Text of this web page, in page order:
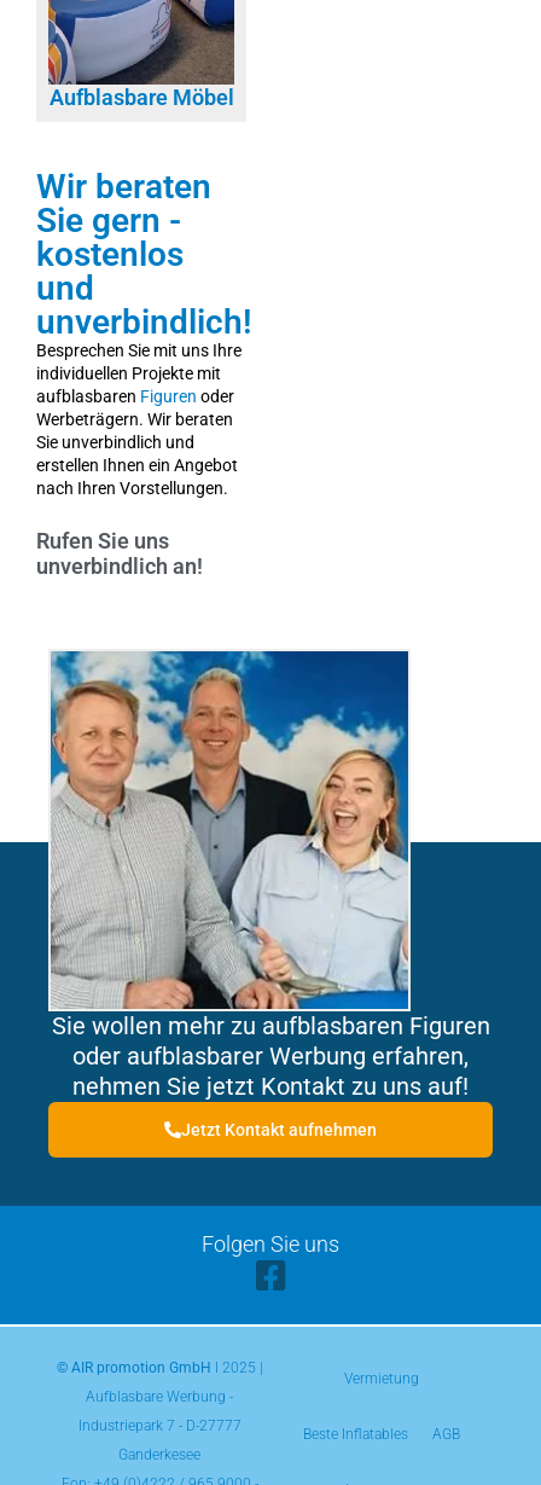
Aufblasbare Möbel
Wir beraten
Sie gern -
kostenlos
und
unverbindlich!
Besprechen Sie mit uns Ihre
individuellen Projekte mit
aufblasbaren Figuren oder
Werbeträgern. Wir beraten
Sie unverbindlich und
erstellen Ihnen ein Angebot
nach Ihren Vorstellungen.
Rufen Sie uns
unverbindlich an!
Sie wollen mehr zu aufblasbaren Figuren
oder aufblasbarer Werbung erfahren,
nehmen Sie jetzt Kontakt zu uns auf!
Jetzt Kontakt aufnehmen
Folgen Sie uns
© AIR promotion GmbH l 2025 |
Aufblasbare Werbung -
Industriepark 7 - D-27777
Ganderkesee
Vermietung
Beste Inflatables AGB